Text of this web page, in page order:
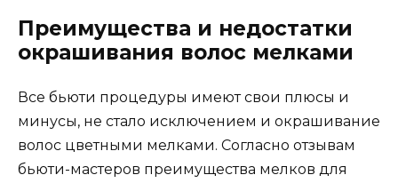
Преимущества и недостатки
окрашивания волос мелками
Все бьюти процедуры имеют свои плюсы и
минусы, не стало исключением и окрашивание
волос цветными мелками. Согласно отзывам
бьюти-мастеров преимущества мелков для